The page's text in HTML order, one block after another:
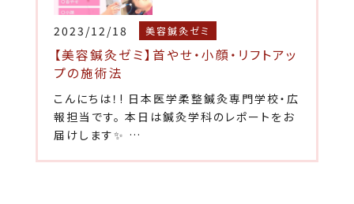
2023/12/18 美容鍼灸ゼミ
【美容鍼灸ゼミ】首やせ・小顔・リフトアッ
プの施術法
こんにちは！! 日本医学柔整鍼灸専門学校・広
報担当です。 本日は鍼灸学科のレポートをお
届けします✨ …